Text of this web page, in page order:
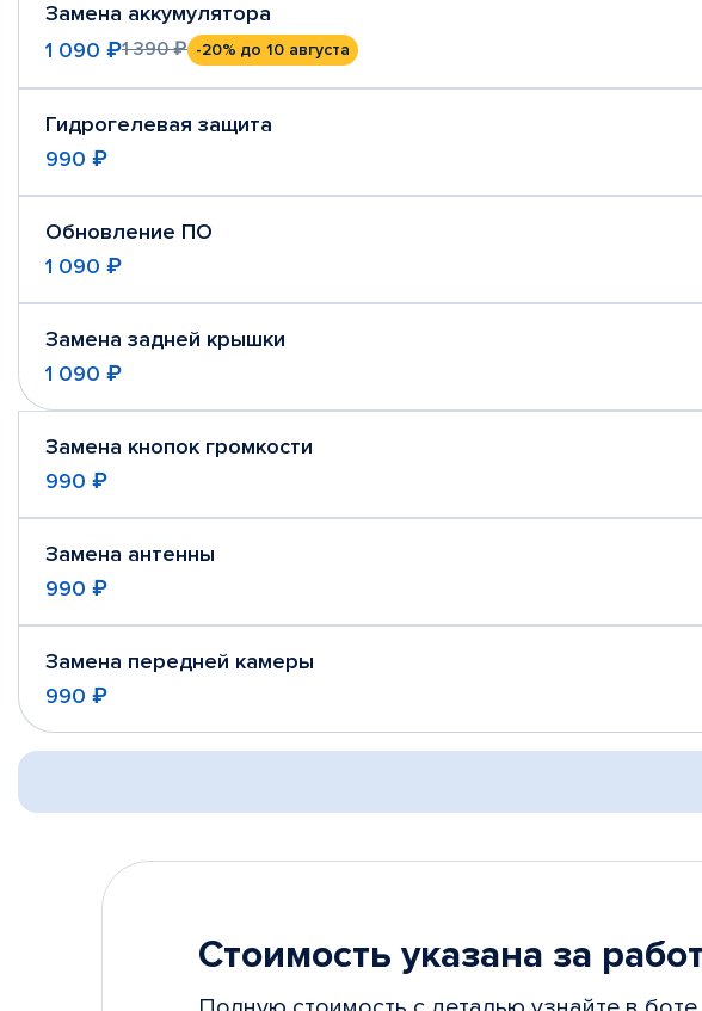
Замена аккумулятора
1 090 ₽1 390 ₽ -20% до 10 августа
Гидрогелевая защита
990 ₽
Обновление ПО
1 090 ₽
Замена задней крышки
1 090 ₽
Замена кнопок громкости
990 ₽
Замена антенны
990 ₽
Замена передней камеры
990 ₽
Стоимость указана за